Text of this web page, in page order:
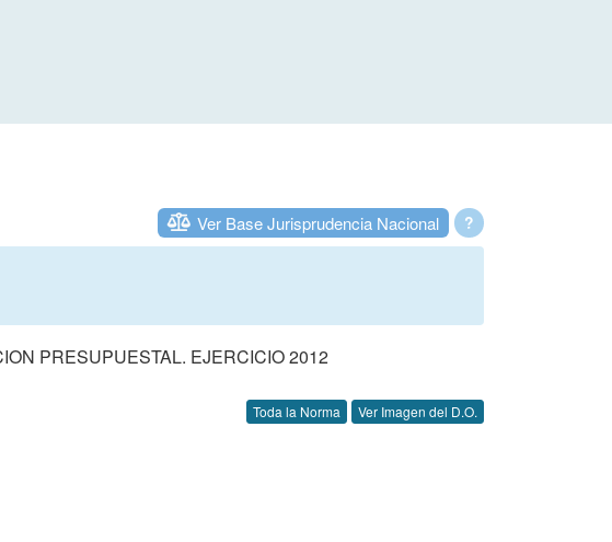
?
Ver Base Jurisprudencia Nacional
PRESUPUESTAL. EJERCICIO 2012
Toda la Norma Ver Imagen del D.O.